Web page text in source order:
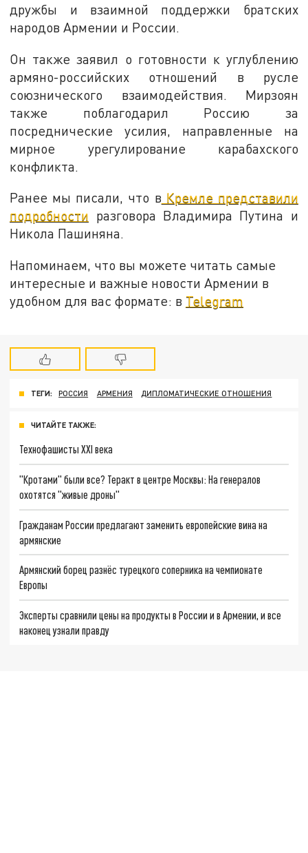
дружбы и взаимной поддержки братских
народов Армении и России.
Он также заявил о готовности к углублению
армяно-российских отношений в русле
союзнического взаимодействия. Мирзоян
также поблагодарил Россию за
посреднические усилия, направленные на
мирное урегулирование карабахского
конфликта.
Ранее мы писали, что в Кремле представили
подробности разговора Владимира Путина и
Никола Пашиняна.
Напоминаем, что вы можете читать самые
интересные и важные новости Армении в
удобном для вас формате: в Telegram
ТЕГИ: РОССИЯ АРМЕНИЯ ДИПЛОМАТИЧЕСКИЕ ОТНОШЕНИЯ
ЧИТАЙТЕ ТАКЖЕ:
Технофашисты XXI века
"Кротами" были все? Теракт в центре Москвы: На генералов
охотятся "живые дроны"
Гражданам России предлагают заменить европейские вина на
армянские
Армянский борец разнёс турецкого соперника на чемпионате
Европы
Эксперты сравнили цены на продукты в России и в Армении, и все
наконец узнали правду